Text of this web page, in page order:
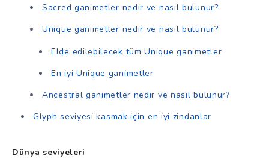
Sacred ganimetler nedir ve nasıl bulunur?
Unique ganimetler nedir ve nasıl bulunur?
Elde edilebilecek tüm Unique ganimetler
En iyi Unique ganimetler
Ancestral ganimetler nedir ve nasıl bulunur?
Glyph seviyesi kasmak için en iyi zindanlar
Dünya seviyeleri